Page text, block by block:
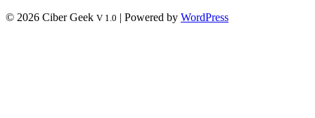
© 2026 Ciber Geek V 1.0 | Powered by WordPress